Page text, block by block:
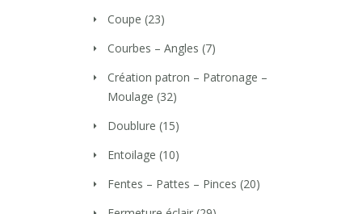
Coupe (23)
Courbes – Angles (7)
Création patron – Patronage –
Moulage (32)
Doublure (15)
Entoilage (10)
Fentes – Pattes – Pinces (20)